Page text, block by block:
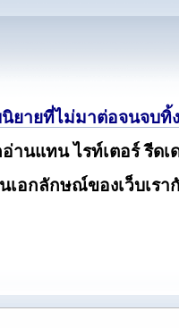
นิยายที่ไม่มาต่อจนจบทิ้
านแทน ไรท์เตอร์ รีดเ
เอกลักษณ์ของเว็บเรา